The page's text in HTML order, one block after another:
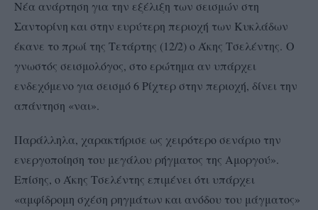
Νέα ανάρτηση για την εξέλιξη των σεισμών στη
Σαντορίνη και στην ευρύτερη περιοχή των Κυκλάδων
έκανε το πρωί της Τετάρτης (12/2) ο Άκης Τσελέντης. Ο
γνωστός σεισμολόγος, στο ερώτημα αν υπάρχει
ενδεχόμενο για σεισμό 6 Ρίχτερ στην περιοχή, δίνει την
απάντηση «ναι».
Παράλληλα, χαρακτήρισε ως χειρότερο σενάριο την
ενεργοποίηση του μεγάλου ρήγματος της Αμοργού».
Επίσης, ο Άκης Τσελέντης επιμένει ότι υπάρχει
«αμφίδρομη σχέση ρηγμάτων και ανόδου του μάγματος»